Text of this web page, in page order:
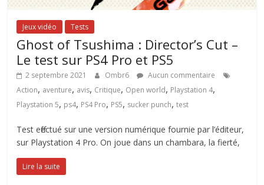
Jeux vidéo Tests
Ghost of Tsushima : Director’s Cut –
Le test sur PS4 Pro et PS5
2 septembre 2021 Ombr6
Aucun commentaire
Action, aventure, avis, Critique, Open world, Playstation 4,
Playstation 5, ps4, PS4 Pro, PS5, sucker punch,test
Test effectué sur une version numérique fournie par l’éditeur,
sur Playstation 4 Pro. On joue dans un chambara, la fierté,
Lire la suite